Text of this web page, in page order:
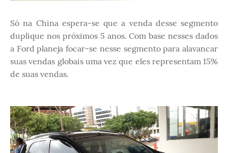
Só na China espera-se que a venda desse segmento
duplique nos próximos 5 anos. Com base nesses dados
a Ford planeja focar-se nesse segmento para alavancar
suas vendas globais uma vez que eles representam 15%
de suas vendas.